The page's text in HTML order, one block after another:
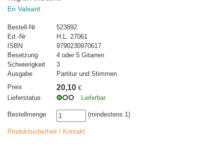
En Valsant
Bestell-Nr
523892
Ed.-Nr
H.L. 27061
ISBN
9790230970617
Besetzung
4 oder 5 Gitarren
Schwierigkeit
3
Ausgabe
Partitur und Stimmen
Preis
20,10 €
Lieferstatus
Lieferbar
Bestellmenge (mindestens 1)
Produktsicherheit / Kontakt